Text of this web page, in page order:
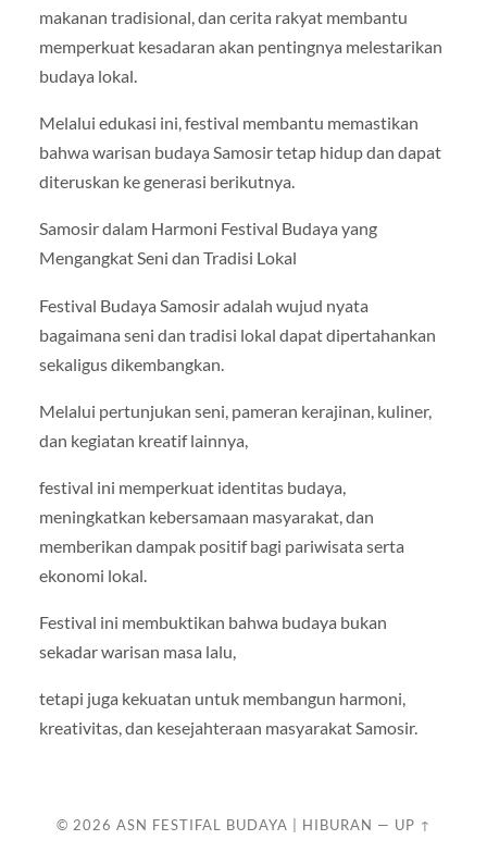
makanan tradisional, dan cerita rakyat membantu
memperkuat kesadaran akan pentingnya melestarikan
budaya lokal.
Melalui edukasi ini, festival membantu memastikan
bahwa warisan budaya Samosir tetap hidup dan dapat
diteruskan ke generasi berikutnya.
Samosir dalam Harmoni Festival Budaya yang
Mengangkat Seni dan Tradisi Lokal
Festival Budaya Samosir adalah wujud nyata
bagaimana seni dan tradisi lokal dapat dipertahankan
sekaligus dikembangkan.
Melalui pertunjukan seni, pameran kerajinan, kuliner,
dan kegiatan kreatif lainnya,
festival ini memperkuat identitas budaya,
meningkatkan kebersamaan masyarakat, dan
memberikan dampak positif bagi pariwisata serta
ekonomi lokal.
Festival ini membuktikan bahwa budaya bukan
sekadar warisan masa lalu,
tetapi juga kekuatan untuk membangun harmoni,
kreativitas, dan kesejahteraan masyarakat Samosir.
© 2026 ASN FESTIFAL BUDAYA | HIBURAN — UP ↑